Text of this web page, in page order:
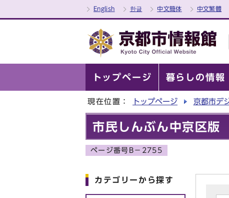
English 한글 中文簡体 中文繁體
トップページ 暮らしの情報
現在位置： トップページ 京都市デ
市民しんぶん中京区
ページ番号B－2755
カテゴリーから探す